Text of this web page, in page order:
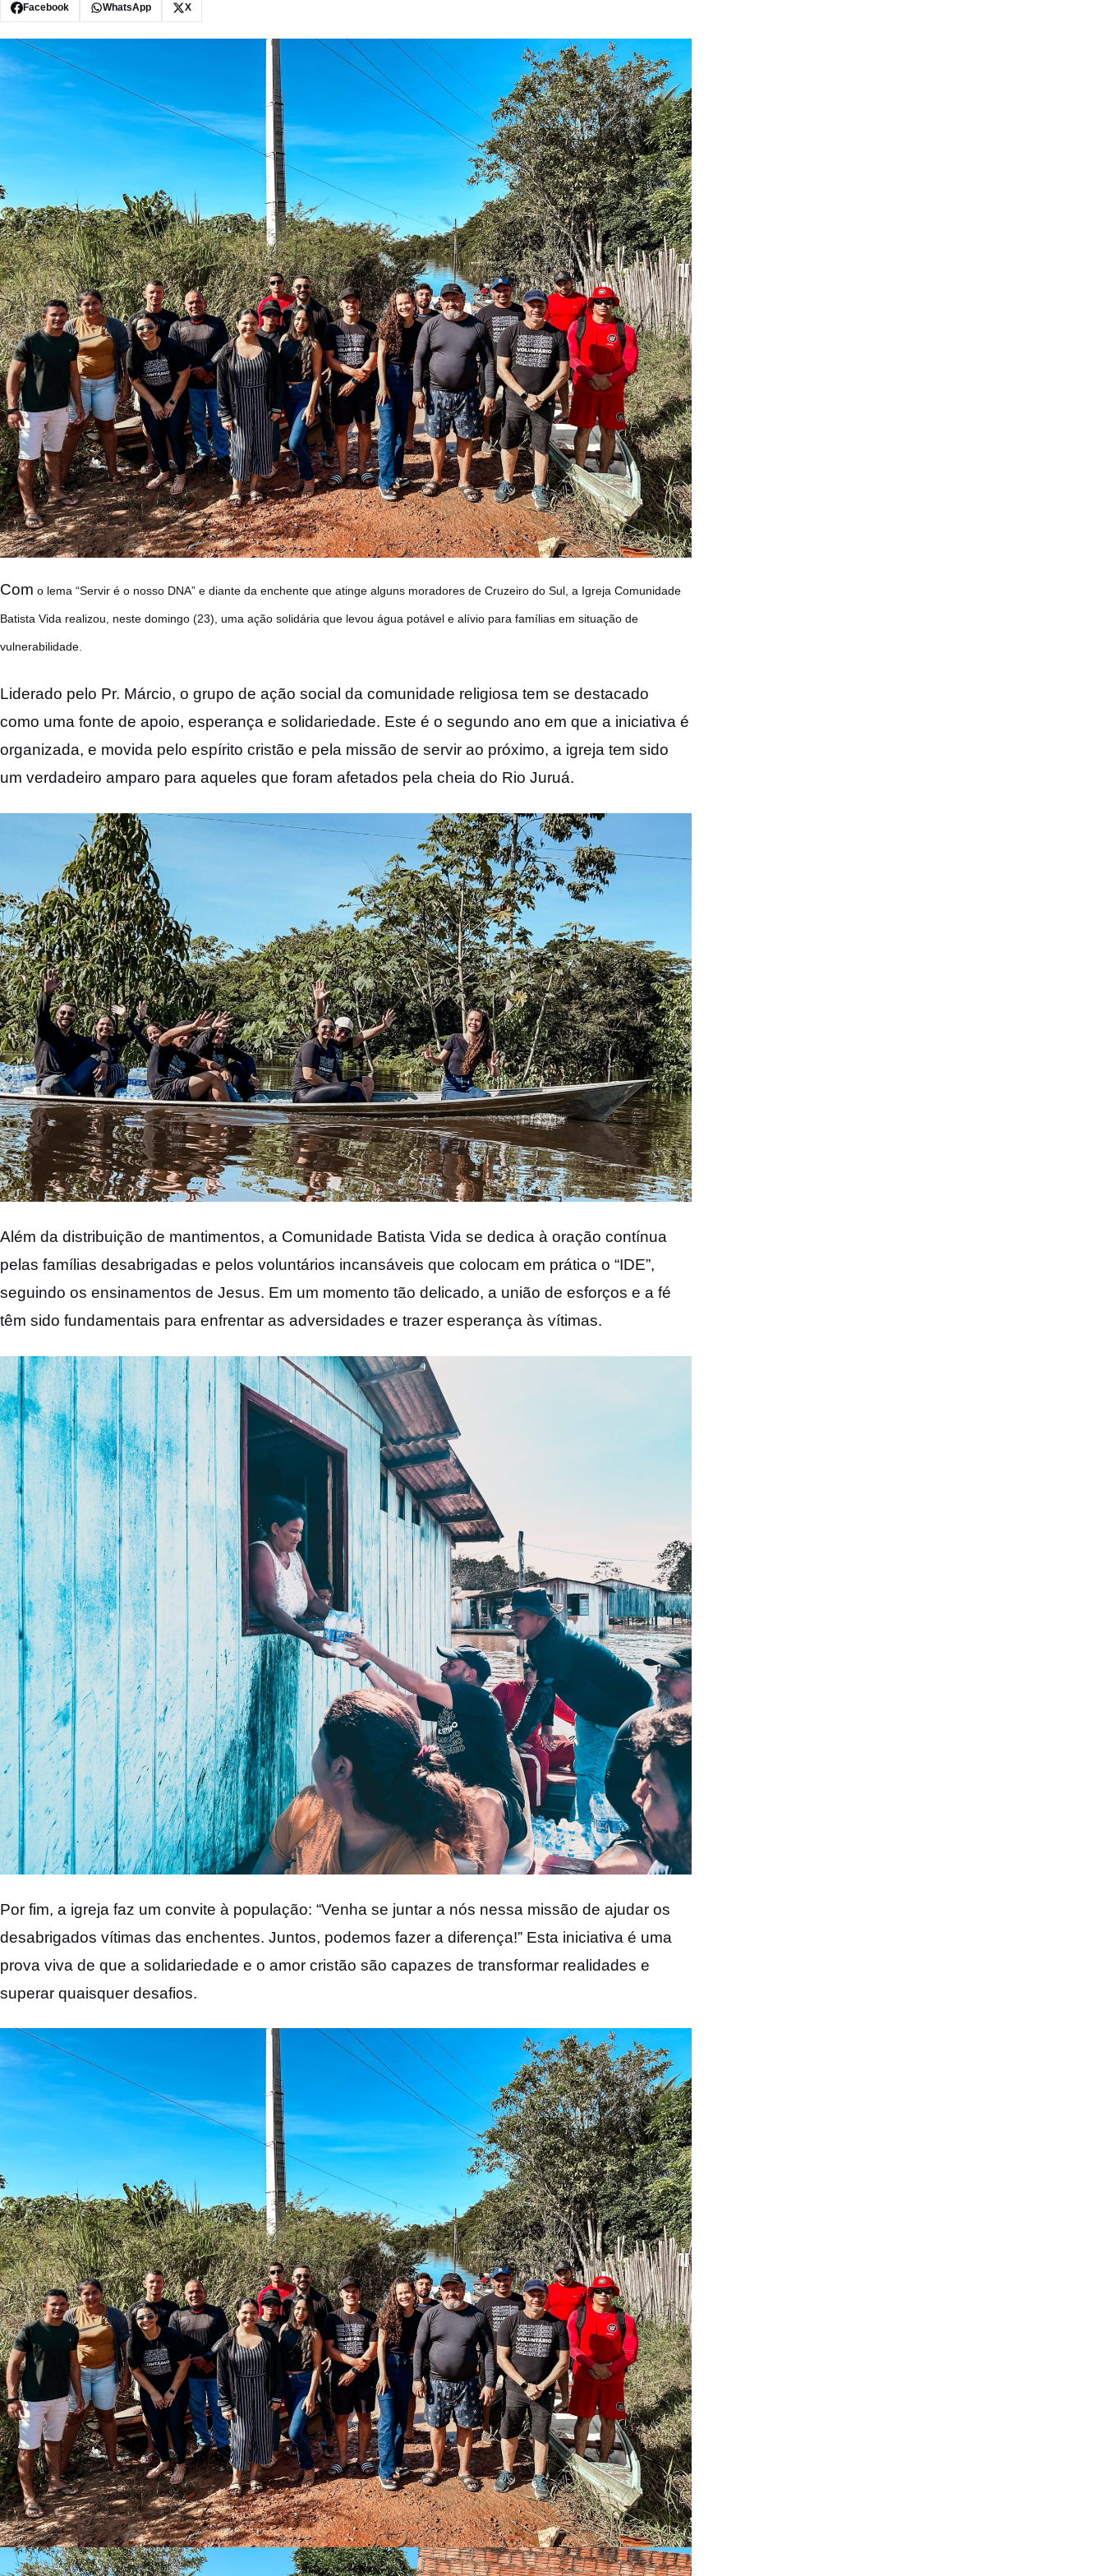
Facebook WhatsApp X
Com o lema “Servir é o nosso DNA” e diante da enchente que atinge alguns moradores de Cruzeiro do Sul, a Igreja Comunidade
Batista Vida realizou, neste domingo (23), uma ação solidária que levou água potável e alívio para famílias em situação de
vulnerabilidade.
Liderado pelo Pr. Márcio, o grupo de ação social da comunidade religiosa tem se destacado
como uma fonte de apoio, esperança e solidariedade. Este é o segundo ano em que a iniciativa é
organizada, e movida pelo espírito cristão e pela missão de servir ao próximo, a igreja tem sido
um verdadeiro amparo para aqueles que foram afetados pela cheia do Rio Juruá.
Além da distribuição de mantimentos, a Comunidade Batista Vida se dedica à oração contínua
pelas famílias desabrigadas e pelos voluntários incansáveis que colocam em prática o “IDE”,
seguindo os ensinamentos de Jesus. Em um momento tão delicado, a união de esforços e a fé
têm sido fundamentais para enfrentar as adversidades e trazer esperança às vítimas.
Por fim, a igreja faz um convite à população: “Venha se juntar a nós nessa missão de ajudar os
desabrigados vítimas das enchentes. Juntos, podemos fazer a diferença!” Esta iniciativa é uma
prova viva de que a solidariedade e o amor cristão são capazes de transformar realidades e
superar quaisquer desafios.